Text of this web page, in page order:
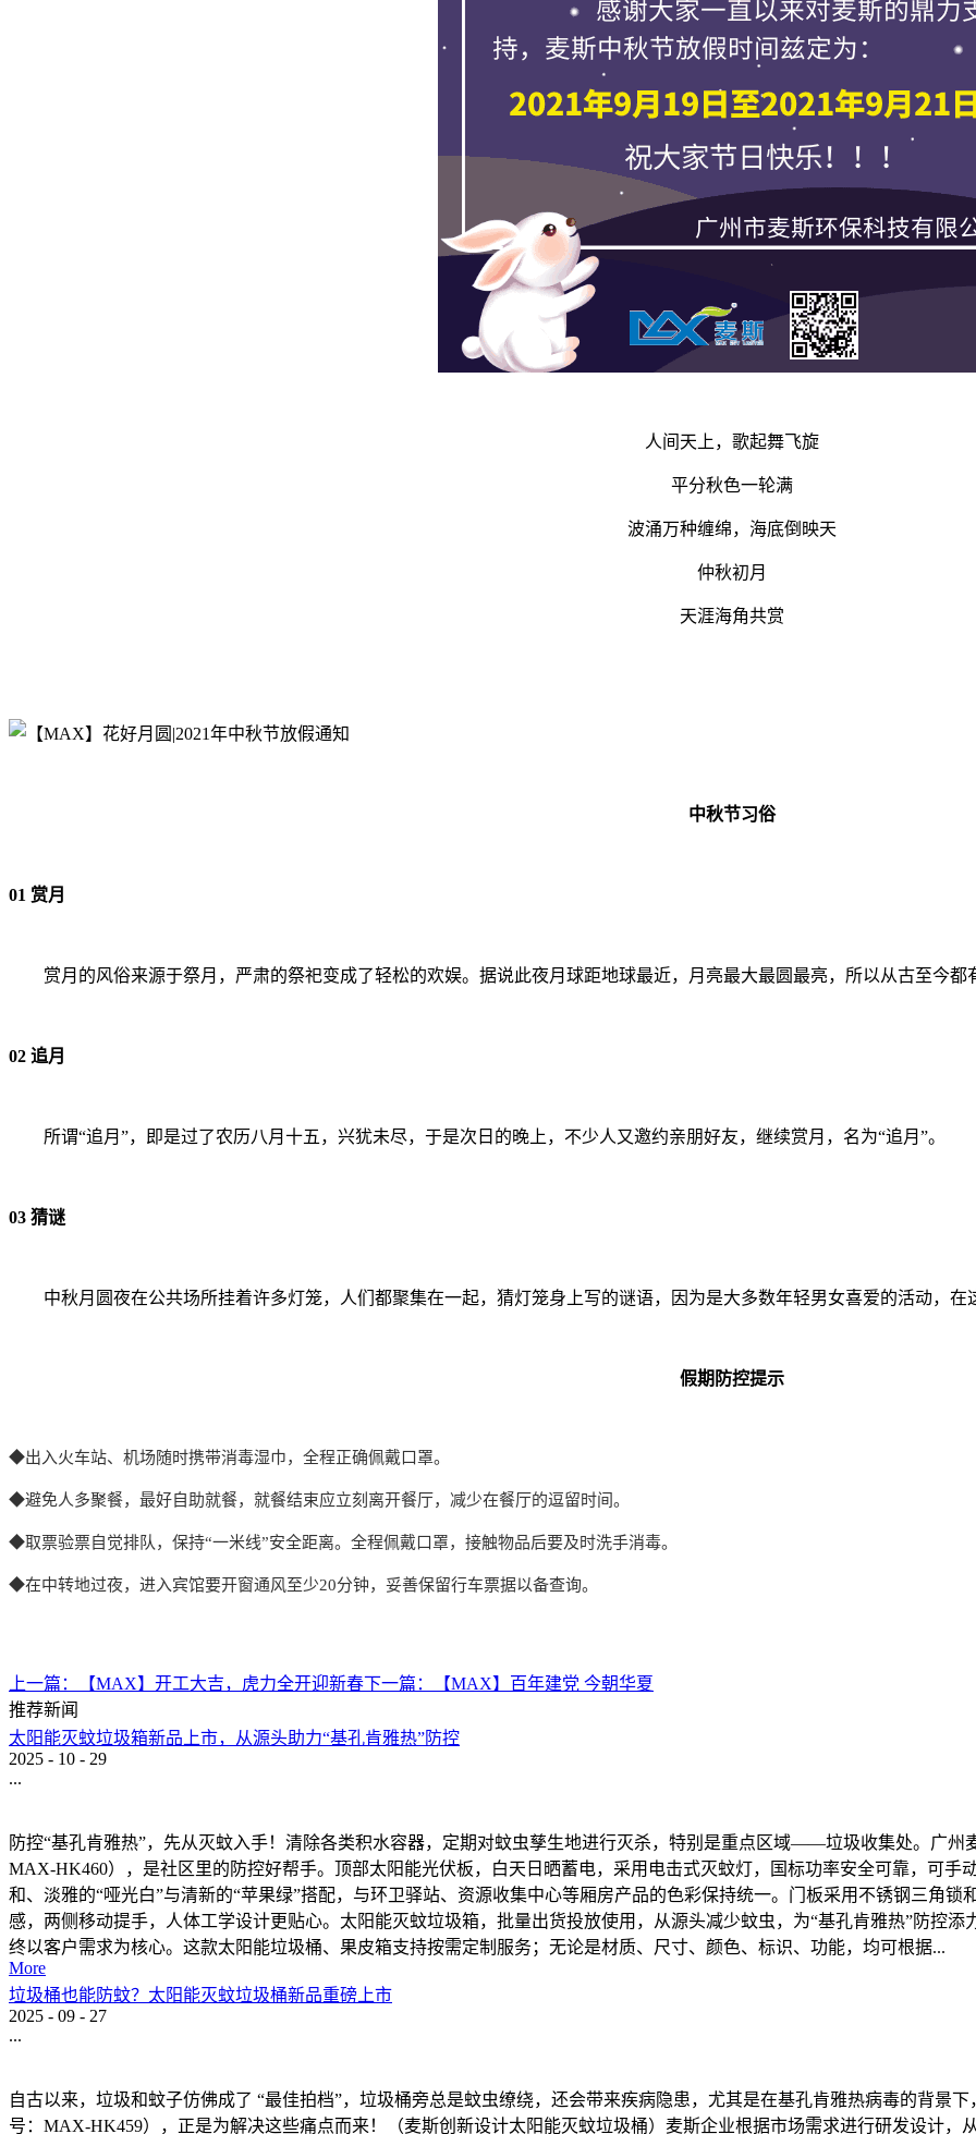
人间天上，歌起舞飞旋
平分秋色一轮满
波涌万种缠绵，海底倒映天
仲秋初月
天涯海角共赏
中秋节习俗
01 赏月
赏月的风俗来源于祭月，严肃的祭祀变成了轻松的欢娱。据说此夜月球距地球最近，月亮最大最圆最亮，所以从古至今都
02 追月
所谓“追月”，即是过了农历八月十五，兴犹未尽，于是次日的晚上，不少人又邀约亲朋好友，继续赏月，名为“追月”。
03 猜谜
中秋月圆夜在公共场所挂着许多灯笼，人们都聚集在一起，猜灯笼身上写的谜语，因为是大多数年轻男女喜爱的活动，在
假期防控提示
◆出入火车站、机场随时携带消毒湿巾，全程正确佩戴口罩。
◆避免人多聚餐，最好自助就餐，就餐结束应立刻离开餐厅，减少在餐厅的逗留时间。
◆取票验票自觉排队，保持“一米线”安全距离。全程佩戴口罩，接触物品后要及时洗手消毒。
◆在中转地过夜，进入宾馆要开窗通风至少20分钟，妥善保留行车票据以备查询。
上一篇： 【MAX】开工大吉，虎力全开迎新春下一篇：
【MAX】百年建党 今朝华夏
推荐新闻
太阳能灭蚊垃圾箱新品上市，从源头助力“基孔肯雅热”防控
2025 - 10 - 29
...
防控“基孔肯雅热”，先从灭蚊入手！清除各类积水容器，定期对蚊虫孳生地进行灭杀，特别是重点区域——垃圾收集处。广州
MAX-HK460），是社区里的防控好帮手。顶部太阳能光伏板，白天日晒蓄电，采用电击式灭蚊灯，国标功率安全可靠，可手
和、淡雅的“哑光白”与清新的“苹果绿”搭配，与环卫驿站、资源收集中心等厢房产品的色彩保持统一。门板采用不锈钢三角
感，两侧移动提手，人体工学设计更贴心。太阳能灭蚊垃圾箱，批量出货投放使用，从源头减少蚊虫，为“基孔肯雅热”防控
终以客户需求为核心。这款太阳能垃圾桶、果皮箱支持按需定制服务；无论是材质、尺寸、颜色、标识、功能，均可根据...
More
垃圾桶也能防蚊？太阳能灭蚊垃圾桶新品重磅上市
2025 - 09 - 27
...
自古以来，垃圾和蚊子仿佛成了 “最佳拍档”，垃圾桶旁总是蚊虫缭绕，还会带来疾病隐患，尤其是在基孔肯雅热病毒的背景
号：MAX-HK459），正是为解决这些痛点而来！（麦斯创新设计太阳能灭蚊垃圾桶）麦斯企业根据市场需求进行研发设计，